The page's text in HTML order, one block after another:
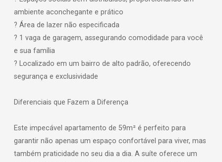
ambiente aconchegante e prático
? Área de lazer não especificada
? 1 vaga de garagem, assegurando comodidade para você
e sua família
? Localizado em um bairro de alto padrão, oferecendo
segurança e exclusividade
Diferenciais que Fazem a Diferença
Este impecável apartamento de 59m² é perfeito para
garantir não apenas um espaço confortável para viver, mas
também praticidade no seu dia a dia. A suíte oferece um